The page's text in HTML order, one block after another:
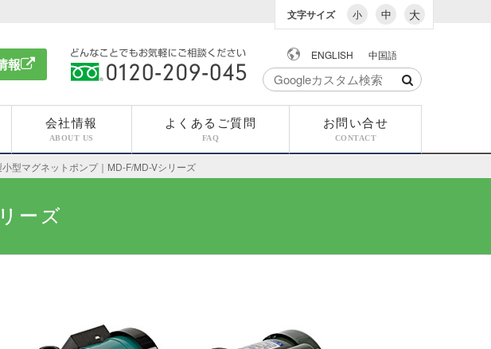
文字サイズ 小 中 大
報
ください 0120-209-045
ENGLISH 中国語
会社情報
ABOUT US
よくあるご質問
FAQ
お問い合せ
CONTACT
型マグネットポンプ｜MD-F/MD-Vシリーズ
ーズ